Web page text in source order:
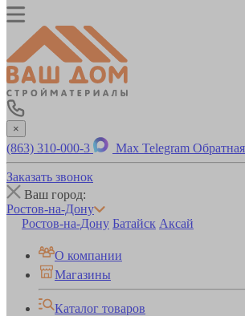
×
(863) 310-000-3 Max Telegram
Заказать звонок
Ваш город:
Ростов-на-Дону
Ростов-на-Дону Батайск Аксай
О компании
Магазины
Каталог товаров